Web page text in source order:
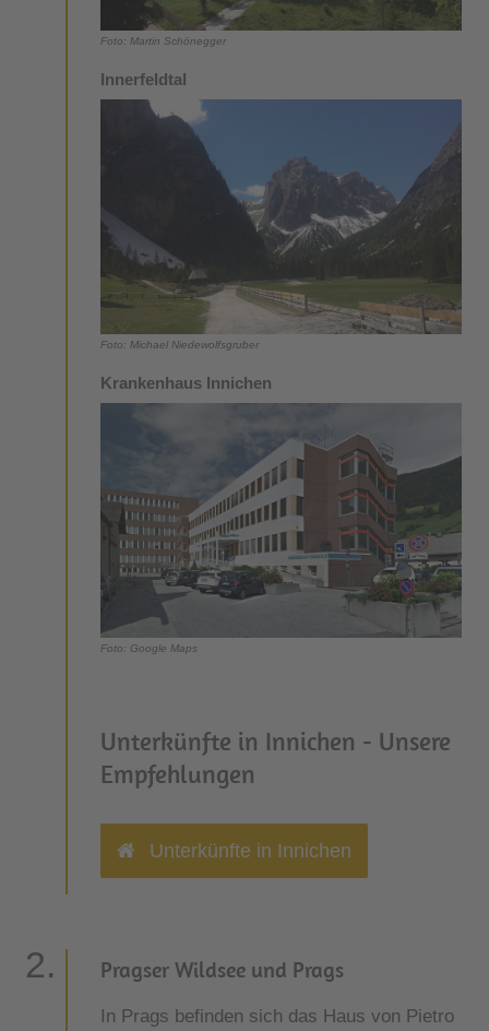
Foto: Martin Schönegger
Innerfeldtal
Foto: Michael Niedewolfsgruber
Krankenhaus Innichen
Foto: Google Maps
Unterkünfte in Innichen - Unsere
Empfehlungen
Unterkünfte in Innichen
Pragser Wildsee und Prags
In Prags befinden sich das Haus von Pietro